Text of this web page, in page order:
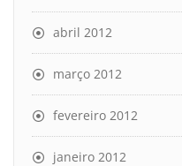
abril 2012
março 2012
fevereiro 2012
janeiro 2012